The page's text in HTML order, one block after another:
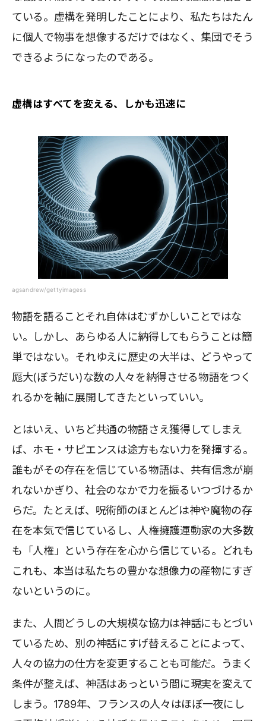
ている。虚構を発明したことにより、私たちはたん
に個人で物事を想像するだけではなく、集団でそう
できるようになったのである。
虚構はすべてを変える、しかも迅速に
agsandrew/gettyimagess
物語を語ることそれ自体はむずかしいことではな
い。しかし、あらゆる人に納得してもらうことは簡
単ではない。それゆえに歴史の大半は、どうやって
厖大(ぼうだい)な数の人々を納得させる物語をつく
れるかを軸に展開してきたといっていい。
とはいえ、いちど共通の物語さえ獲得してしまえ
ば、ホモ・サピエンスは途方もない力を発揮する。
誰もがその存在を信じている物語は、共有信念が崩
れないかぎり、社会のなかで力を振るいつづけるか
らだ。たとえば、呪術師のほとんどは神や魔物の存
在を本気で信じているし、人権擁護運動家の大多数
も「人権」という存在を心から信じている。どれも
これも、本当は私たちの豊かな想像力の産物にすぎ
ないというのに。
また、人間どうしの大規模な協力は神話にもとづい
ているため、別の神話にすげ替えることによって、
人々の協力の仕方を変更することも可能だ。うまく
条件が整えば、神話はあっという間に現実を変えて
しまう。1789年、フランスの人々はほぼ一夜にし